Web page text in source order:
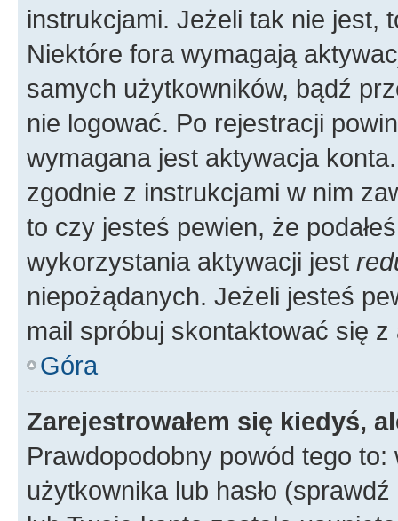
instrukcjami. Jeżeli tak nie jest,
Niektóre fora wymagają
samych użytkowników, bądź
nie logować. Po rejestracji
wymagana jest aktywacja
zgodnie z instrukcjami w nim
to czy jesteś pewien, że
wykorzystania aktywacji jest
niepożądanych. Jeżeli jesteś
mail spróbuj skontaktować się
Góra
Zarejestrowałem się kiedyś,
Prawdopodobny powód tego to:
użytkownika lub hasło